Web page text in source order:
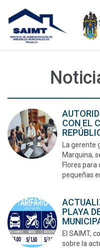
CON EL
La
Marquina,
Flores
pequeñas
PLAYA
El SAIMT,
sobre la